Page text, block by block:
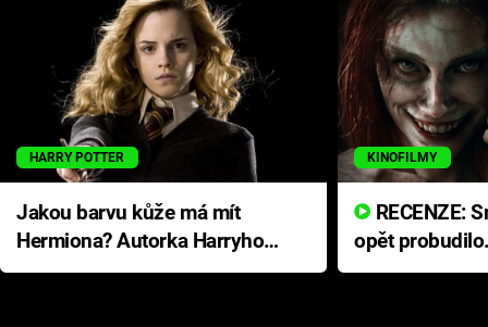
HARRY POTTER
Jakou barvu kůže má mít
Hermiona? Autorka Harryho
Pottera přišla s ráznou
KINOFILMY
opět
přichází s